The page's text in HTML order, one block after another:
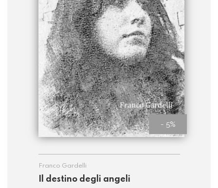
- 5%
Il destino degli angeli
Franco Gardelli